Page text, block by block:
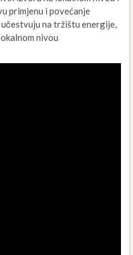
primjenu i povećanje
na tržištu energije,
nivou